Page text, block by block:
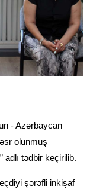
- Azərbaycan
olunmuş
tədbir keçirilib.
şərəfli inkişaf